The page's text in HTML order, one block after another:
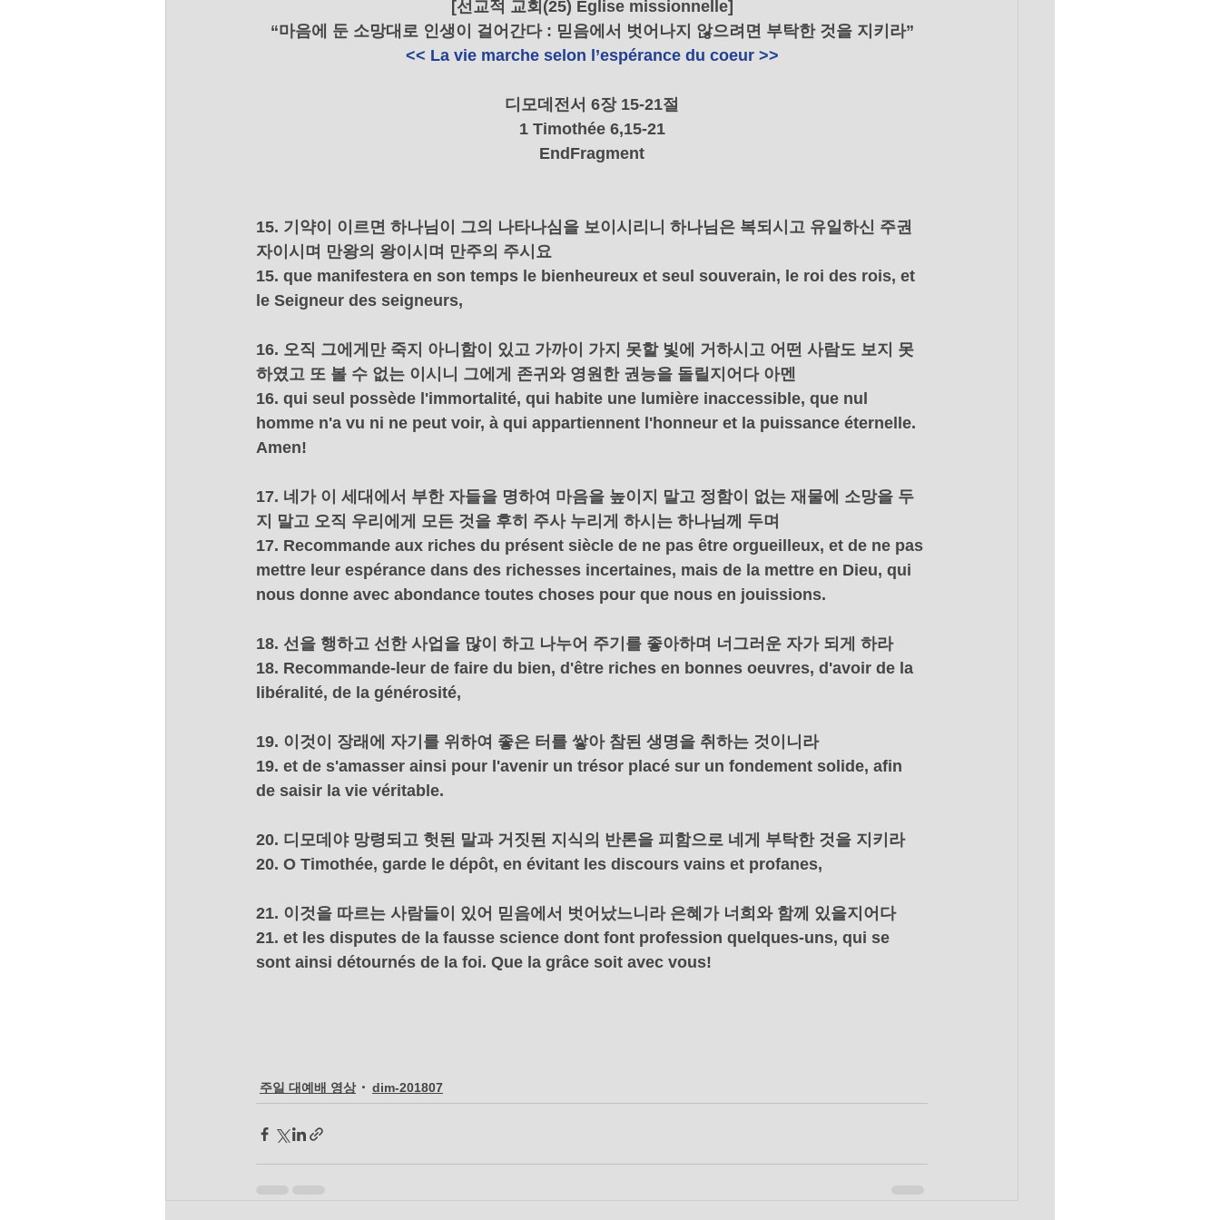
[선교적 교회(25) Église missionnelle]
“마음에 둔 소망대로 인생이 걸어간다 : 믿음에서 벗어나지 않으려면 부탁한 것을 지키라”
<< La vie marche selon l’espérance du coeur >>
    디모데전서 6장 15-21절
1 Timothée 6,15-21
EndFragment
15. 기약이 이르면 하나님이 그의 나타나심을 보이시리니 하나님은 복되시고 유일하신 주권
자이시며 만왕의 왕이시며 만주의 주시요
15. que manifestera en son temps le bienheureux et seul souverain, le roi des rois, et
le Seigneur des seigneurs,
16. 오직 그에게만 죽지 아니함이 있고 가까이 가지 못할 빛에 거하시고 어떤 사람도 보지 못
하였고 또 볼 수 없는 이시니 그에게 존귀와 영원한 권능을 돌릴지어다 아멘
16. qui seul possède l'immortalité, qui habite une lumière inaccessible, que nul
homme n'a vu ni ne peut voir, à qui appartiennent l'honneur et la puissance éternelle.
Amen!
17. 네가 이 세대에서 부한 자들을 명하여 마음을 높이지 말고 정함이 없는 재물에 소망을 두
지 말고 오직 우리에게 모든 것을 후히 주사 누리게 하시는 하나님께 두며
17. Recommande aux riches du présent siècle de ne pas être orgueilleux, et de ne pas
mettre leur espérance dans des richesses incertaines, mais de la mettre en Dieu, qui
nous donne avec abondance toutes choses pour que nous en jouissions.
18. 선을 행하고 선한 사업을 많이 하고 나누어 주기를 좋아하며 너그러운 자가 되게 하라
18. Recommande-leur de faire du bien, d'être riches en bonnes oeuvres, d'avoir de la
libéralité, de la générosité,
19. 이것이 장래에 자기를 위하여 좋은 터를 쌓아 참된 생명을 취하는 것이니라
19. et de s'amasser ainsi pour l'avenir un trésor placé sur un fondement solide, afin
de saisir la vie véritable.
20. 디모데야 망령되고 헛된 말과 거짓된 지식의 반론을 피함으로 네게 부탁한 것을 지키라
20. O Timothée, garde le dépôt, en évitant les discours vains et profanes,
21. 이것을 따르는 사람들이 있어 믿음에서 벗어났느니라 은혜가 너희와 함께 있을지어다
21. et les disputes de la fausse science dont font profession quelques-uns, qui se
sont ainsi détournés de la foi. Que la grâce soit avec vous!
주일 대예배 영상 dim-201807